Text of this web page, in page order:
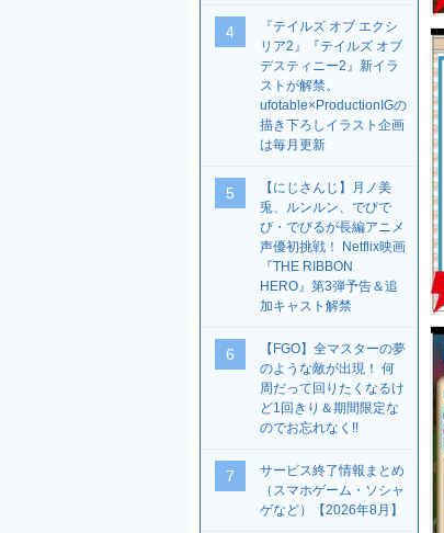
4
『テイルズ オブ エクシ
リア2』『テイルズ オブ
デスティニー2』新イラ
ストが解禁。
ufotable×ProductionIGの
描き下ろしイラスト企画
は毎月更新
5
【にじさんじ】月ノ美
兎、ルンルン、でびで
び・でびるが長編アニメ
声優初挑戦！ Netflix映画
『THE RIBBON
HERO』第3弾予告＆追
加キャスト解禁
6
【FGO】全マスターの夢
のような敵が出現！ 何
周だって回りたくなるけ
ど1回きり＆期間限定な
のでお忘れなく!!
7
サービス終了情報まとめ
（スマホゲーム・ソシャ
ゲなど）【2026年8月】